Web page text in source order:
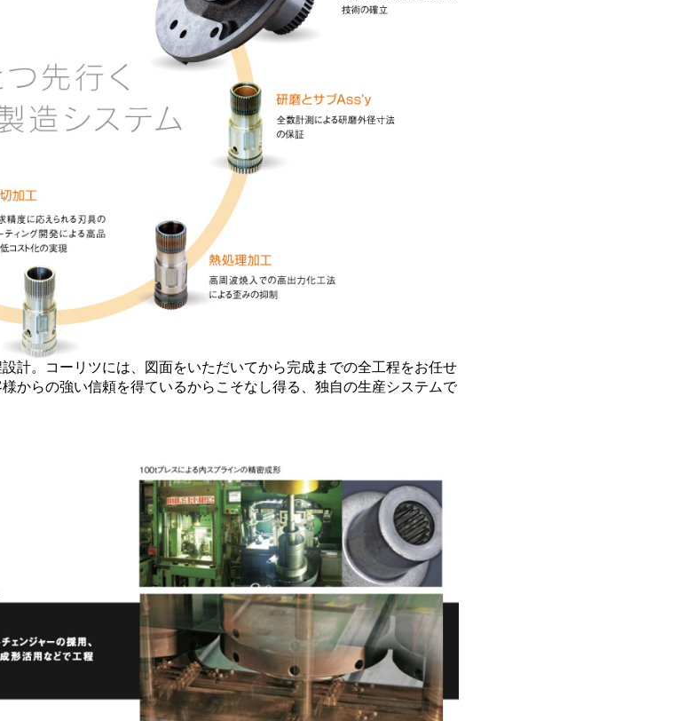
計。コーリツには、図面をいただいてから完成までの全工程をお任せ
からの強い信頼を得ているからこそなし得る、独自の生産システムで